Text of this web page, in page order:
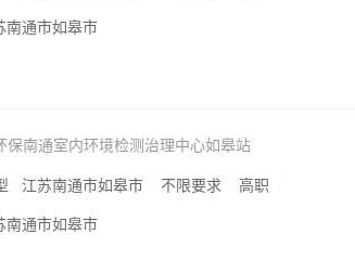
南通市如皋市
保南通室内环境检测治理中心如皋站
江苏南通市如皋市 不限要求 高职
南通市如皋市